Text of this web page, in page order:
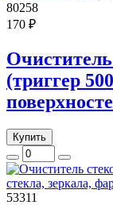
80258
170 ₽
(триггер
Купить
53311